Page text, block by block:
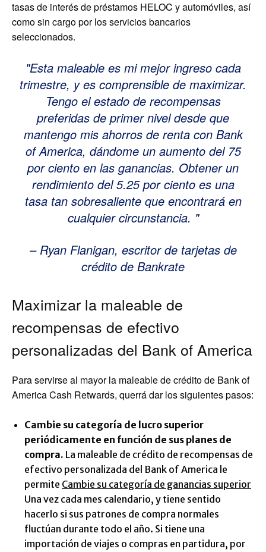
tasas de interés de préstamos HELOC y automóviles, así
como sin cargo por los servicios bancarios
seleccionados.
Esta maleable es mi mejor ingreso cada
trimestre, y es comprensible de maximizar.
Tengo el estado de recompensas
preferidas de primer nivel desde que
mantengo mis ahorros de renta con Bank
of America, dándome un aumento del 75
por ciento en las ganancias. Obtener un
rendimiento del 5.25 por ciento es una
tasa tan sobresaliente que encontrará en
cualquier circunstancia.
– Ryan Flanigan, escritor de tarjetas de
crédito de Bankrate
Maximizar la maleable de
recompensas de efectivo
personalizadas del Bank of America
Para servirse al mayor la maleable de crédito de Bank of
America Cash Retwards, querrá dar los siguientes pasos:
Cambie su categoría de lucro superior
periódicamente en función de sus planes de
compra. La maleable de crédito de recompensas de
efectivo personalizada del Bank of America le
permite Cambie su categoría de ganancias superior
Una vez cada mes calendario, y tiene sentido
hacerlo si sus patrones de compra normales
fluctúan durante todo el año. Si tiene una
importación de viajes o compras en partidura, por